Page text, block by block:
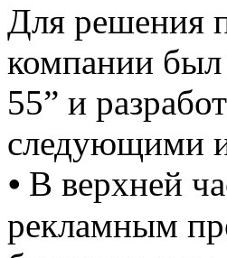
Для решения
компании был
55” и
следующими
⦁ В верхней
рекламным